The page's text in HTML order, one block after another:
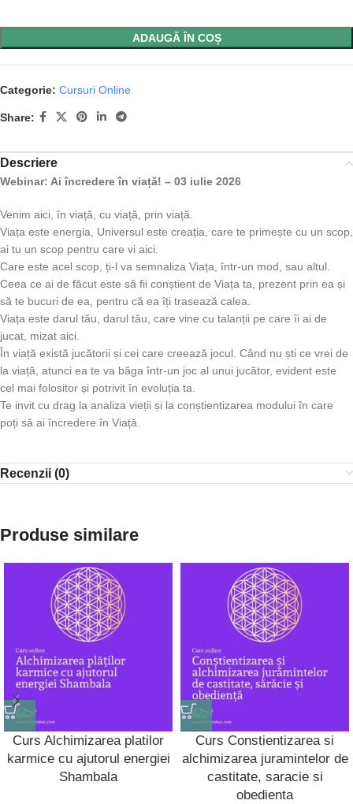
ADAUGĂ ÎN COȘ
Categorie: Cursuri Online
Share:
Descriere
Webinar: Ai încredere în viață! – 03 iulie 2026
Venim aici, în viață, cu viață, prin viață.
Viața este energia, Universul este creația, care te primește cu un scop,
ai tu un scop pentru care vi aici.
Care este acel scop, ți-l va semnaliza Viața, într-un mod, sau altul.
Ceea ce ai de făcut este să fii conștient de Viața ta, prezent prin ea și
să te bucuri de ea, pentru că ea îți trasează calea.
Viața este darul tău, darul tău, care vine cu talanții pe care îi ai de
jucat, mizat aici.
În viață există jucătorii și cei care creează jocul. Când nu ști ce vrei de
la viață, atunci ea te va băga într-un joc al unui jucător, evident este
cel mai folositor și potrivit în evoluția ta.
Te invit cu drag la analiza vieții și la conștientizarea modului în care
poți să ai încredere în Viață.
Recenzii (0)
Produse similare
Curs Alchimizarea platilor
karmice cu ajutorul energiei
Shambala
Curs Constientizarea si
alchimizarea juramintelor de
castitate, saracie si
obedienta